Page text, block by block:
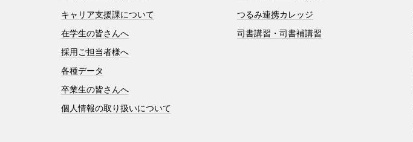
キャリア支援課について
在学生の皆さんへ
採用ご担当者様へ
各種データ
卒業生の皆さんへ
個人情報の取り扱いについて
つるみ連携カレッジ
司書講習・司書補講習